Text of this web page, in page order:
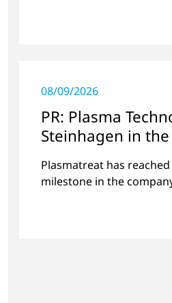
08/09/2026
PR: Plasma
Steinhagen in
World
Plasmatreat has
milestone in the